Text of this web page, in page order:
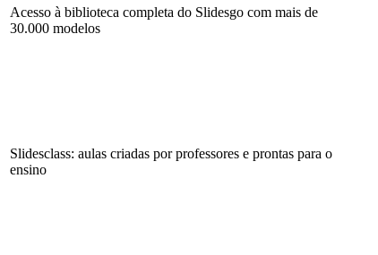
Acesso à biblioteca completa do Slidesgo com mais de
30.000 modelos
Slidesclass: aulas criadas por professores e prontas para o
ensino